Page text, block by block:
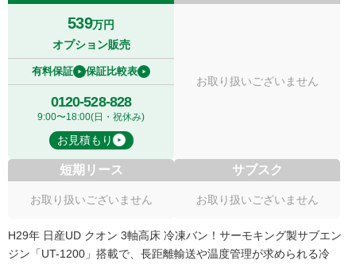
539万円
オプション販売
有料保証 保証比較表
0120-528-828
9:00〜18:00(日・祝休み)
お見積もり
お取り扱いございません
短期リース
お取り扱いございません
サブスク
お取り扱いございません
H29年 日産UD クオン 3軸高床 冷凍バン！サーモキング製サブエン
ジン「UT-1200」搭載で、長距離輸送や温度管理が求められる冷